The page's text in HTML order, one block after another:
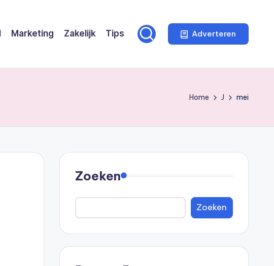
Marketing Zakelijk Tips Adverteren
Home J mei
Zoeken
Zoeken